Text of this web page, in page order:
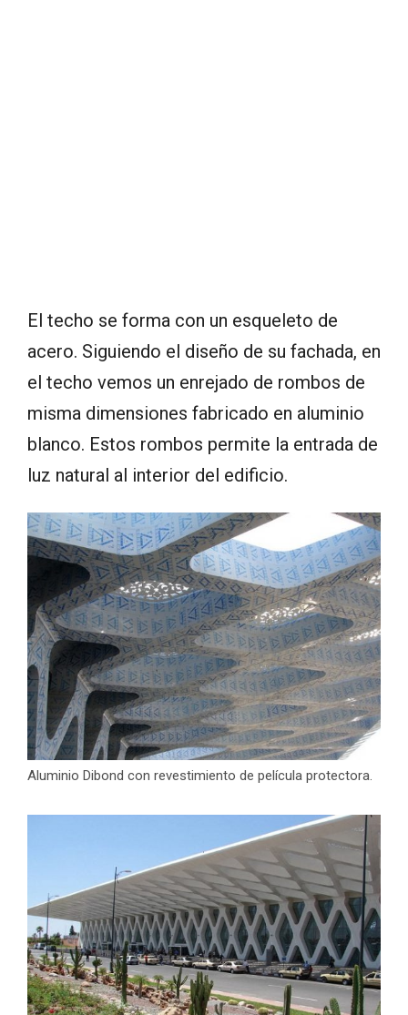
El techo se forma con un esqueleto de
acero. Siguiendo el diseño de su fachada, en
el techo vemos un enrejado de rombos de
misma dimensiones fabricado en aluminio
blanco. Estos rombos permite la entrada de
luz natural al interior del edificio.
Aluminio Dibond con revestimiento de película protectora.